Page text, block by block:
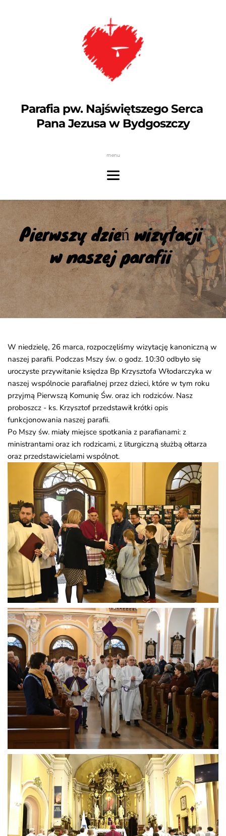
Parafia pw. Najświętszego Serca
Pana Jezusa w Bydgoszczy
menu
Pierwszy dzień wizytacji
w naszej parafii
W niedzielę, 26 marca, rozpoczęliśmy wizytację kanoniczną w
naszej parafii. Podczas Mszy św. o godz. 10:30 odbyło się
uroczyste przywitanie księdza Bp Krzysztofa Włodarczyka w
naszej wspólnocie parafialnej przez dzieci, które w tym roku
przyjmą Pierwszą Komunię Św. oraz ich rodziców. Nasz
proboszcz - ks. Krzysztof przedstawił krótki opis
funkcjonowania naszej parafii.
Po Mszy św. miały miejsce spotkania z parafianami: z
ministrantami oraz ich rodzicami, z liturgiczną służbą ołtarza
oraz przedstawicielami wspólnot.